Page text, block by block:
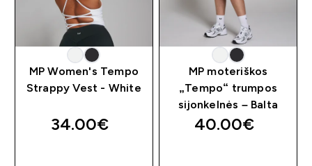
MP Women's Tempo
Strappy Vest - White
34.00€‎
MP moteriškos
„Tempo“ trumpos
sijonkelnės – Balta
40.00€‎